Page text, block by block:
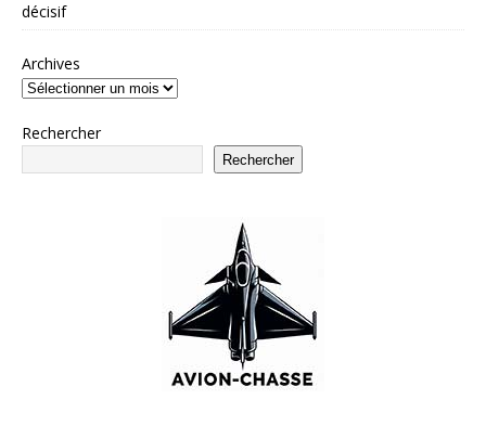
décisif
Archives
Rechercher
Rechercher